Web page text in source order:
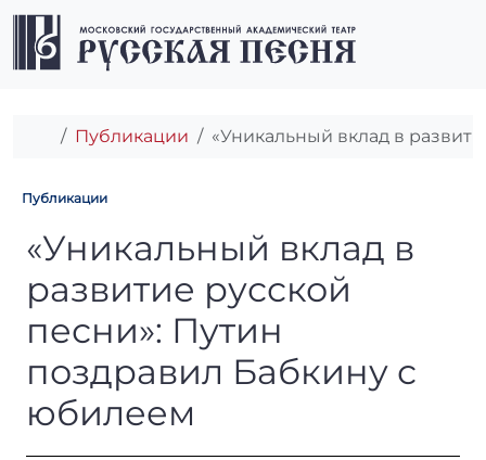
Перейти к содержимому
Перейти к футеру
Главная
Публикации «Уникальный вклад в
Публикации
«Уникальный вклад в
«Уникальный вклад в
развитие русской
песни»: Путин
поздравил Бабкину с
юбилеем